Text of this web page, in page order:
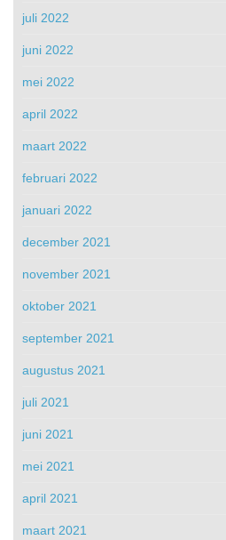
juli 2022
juni 2022
mei 2022
april 2022
maart 2022
februari 2022
januari 2022
december 2021
november 2021
oktober 2021
september 2021
augustus 2021
juli 2021
juni 2021
mei 2021
april 2021
maart 2021